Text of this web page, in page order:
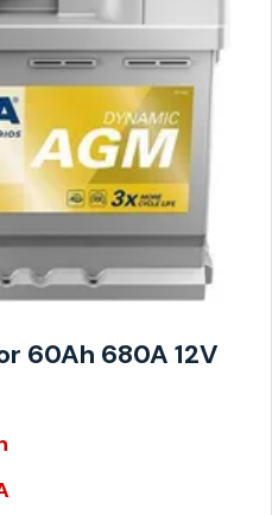
60Ah 680A 12V